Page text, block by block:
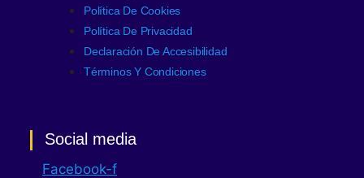
Política De Cookies
Política De Privacidad
Declaración De Accesibilidad
Términos Y Condiciones
Social media
Facebook-f